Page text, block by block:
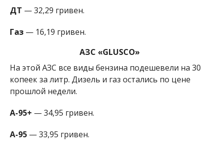
ДТ — 32,29 гривен.
Газ— 16,19 гривен.
АЗС «GLUSCO»
На этой АЗС все виды бензина подешевели на 30
копеек за литр. Дизель и газ остались по цене
прошлой недели.
А-95+ — 34,95 гривен.
А-95— 33,95 гривен.